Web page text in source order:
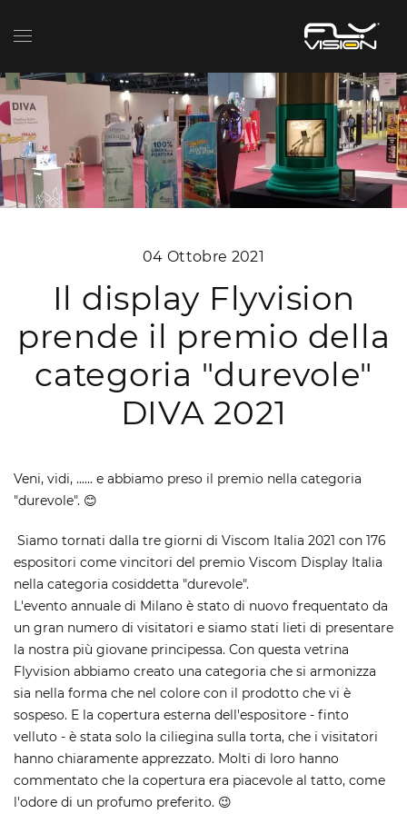
04 Ottobre 2021
Il display Flyvision
prende il premio della
categoria "durevole"
DIVA 2021
Veni, vidi, ...... e abbiamo preso il premio nella categoria
"durevole". 😊
Siamo tornati dalla tre giorni di Viscom Italia 2021 con 176
espositori come vincitori del premio Viscom Display Italia
nella categoria cosiddetta "durevole".
L'evento annuale di Milano è stato di nuovo frequentato da
un gran numero di visitatori e siamo stati lieti di presentare
la nostra più giovane principessa. Con questa vetrina
Flyvision abbiamo creato una categoria che si armonizza
sia nella forma che nel colore con il prodotto che vi è
sospeso. E la copertura esterna dell'espositore - finto
velluto - è stata solo la ciliegina sulla torta, che i visitatori
hanno chiaramente apprezzato. Molti di loro hanno
commentato che la copertura era piacevole al tatto, come
l'odore di un profumo preferito. 😉